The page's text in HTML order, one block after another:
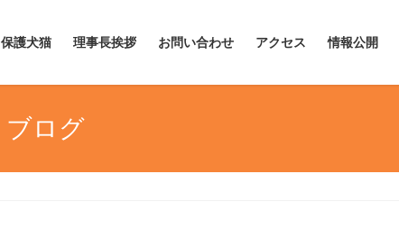
保護犬猫 理事長挨拶 お問い合わせ アクセス 情報公開
ブログ